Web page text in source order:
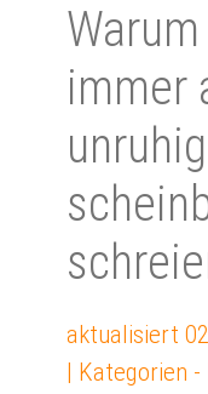
immer
aktualisiert
| Kategorien -